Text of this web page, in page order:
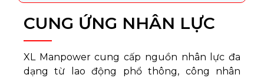
CUNG ỨNG NHÂN LỰC
XL Manpower cung cấp nguồn nhân lực đa
dạng từ lao động phổ thông, công nhân